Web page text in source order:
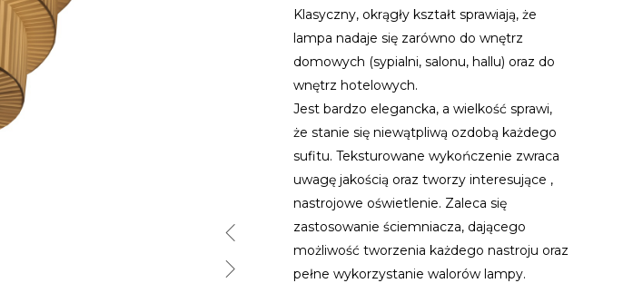
Klasyczny, okrągły kształt sprawiają, że
lampa nadaje się zarówno do wnętrz
domowych (sypialni, salonu, hallu) oraz do
wnętrz hotelowych.
Jest bardzo elegancka, a wielkość sprawi,
że stanie się niewątpliwą ozdobą każdego
sufitu. Teksturowane wykończenie zwraca
uwagę jakością oraz tworzy interesujące ,
nastrojowe oświetlenie. Zaleca się
zastosowanie ściemniacza, dającego
możliwość tworzenia każdego nastroju oraz
pełne wykorzystanie walorów lampy.